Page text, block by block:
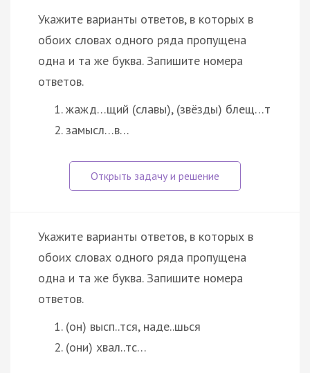
Укажите варианты ответов, в которых в
обоих словах одного ряда пропущена
одна и та же буква. Запишите номера
ответов.
жажд…щий (славы), (звёзды) блещ…т
замысл…в…
Укажите варианты ответов, в которых в
обоих словах одного ряда пропущена
одна и та же буква. Запишите номера
ответов.
(он) высп..тся, наде..шься
(они) хвал..тс…